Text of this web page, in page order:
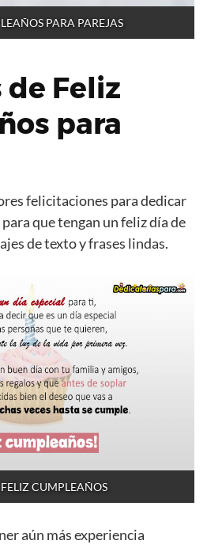
PARA PAREJAS
de Feliz
para
felicitaciones para dedicar
que tengan un feliz día de
de texto y frases lindas.
CUMPLEAÑOS
aún más experiencia